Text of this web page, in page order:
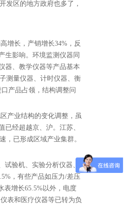
发区的地方政府也多了，
增长，产销增长34%，反
生影响。 环境监测仪器同
器、教学仪器等产品基本
测量仪器、计时仪器、衡
产品占领，结构调整问
产业结构的变化调整，虽
经超越京、沪。江苏、
，已形成区域产业集群。
验机、实验分析仪器、
，有些产品如压力/差压
表增长65.5%以外，电度
表和医疗仪器等已转为负